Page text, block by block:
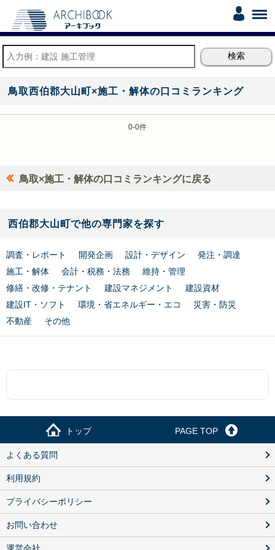
鳥取西伯郡大山町×施工・解体の口コミランキング
0-0件
鳥取×施工・解体の口コミランキングに戻る
西伯郡大山町で他の専門家を探す
調査・レポート 開発企画 設計・デザイン
発注・調達
施工・解体
会計・税務・法務
維持・管理
修繕・改修・テナント
建設マネジメント
建設資材
建設IT・ソフト
環境・省エネルギー・エコ
災害・防災
不動産
その他
トップ PAGE TOP
よくある質問
利用規約
プライバシーポリシー
お問い合わせ
運営会社